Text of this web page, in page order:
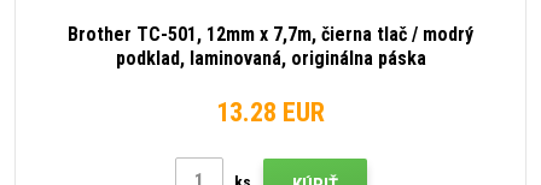
Brother TC-501, 12mm x 7,7m, čierna tlač / modrý
podklad, laminovaná, originálna páska
13.28 EUR